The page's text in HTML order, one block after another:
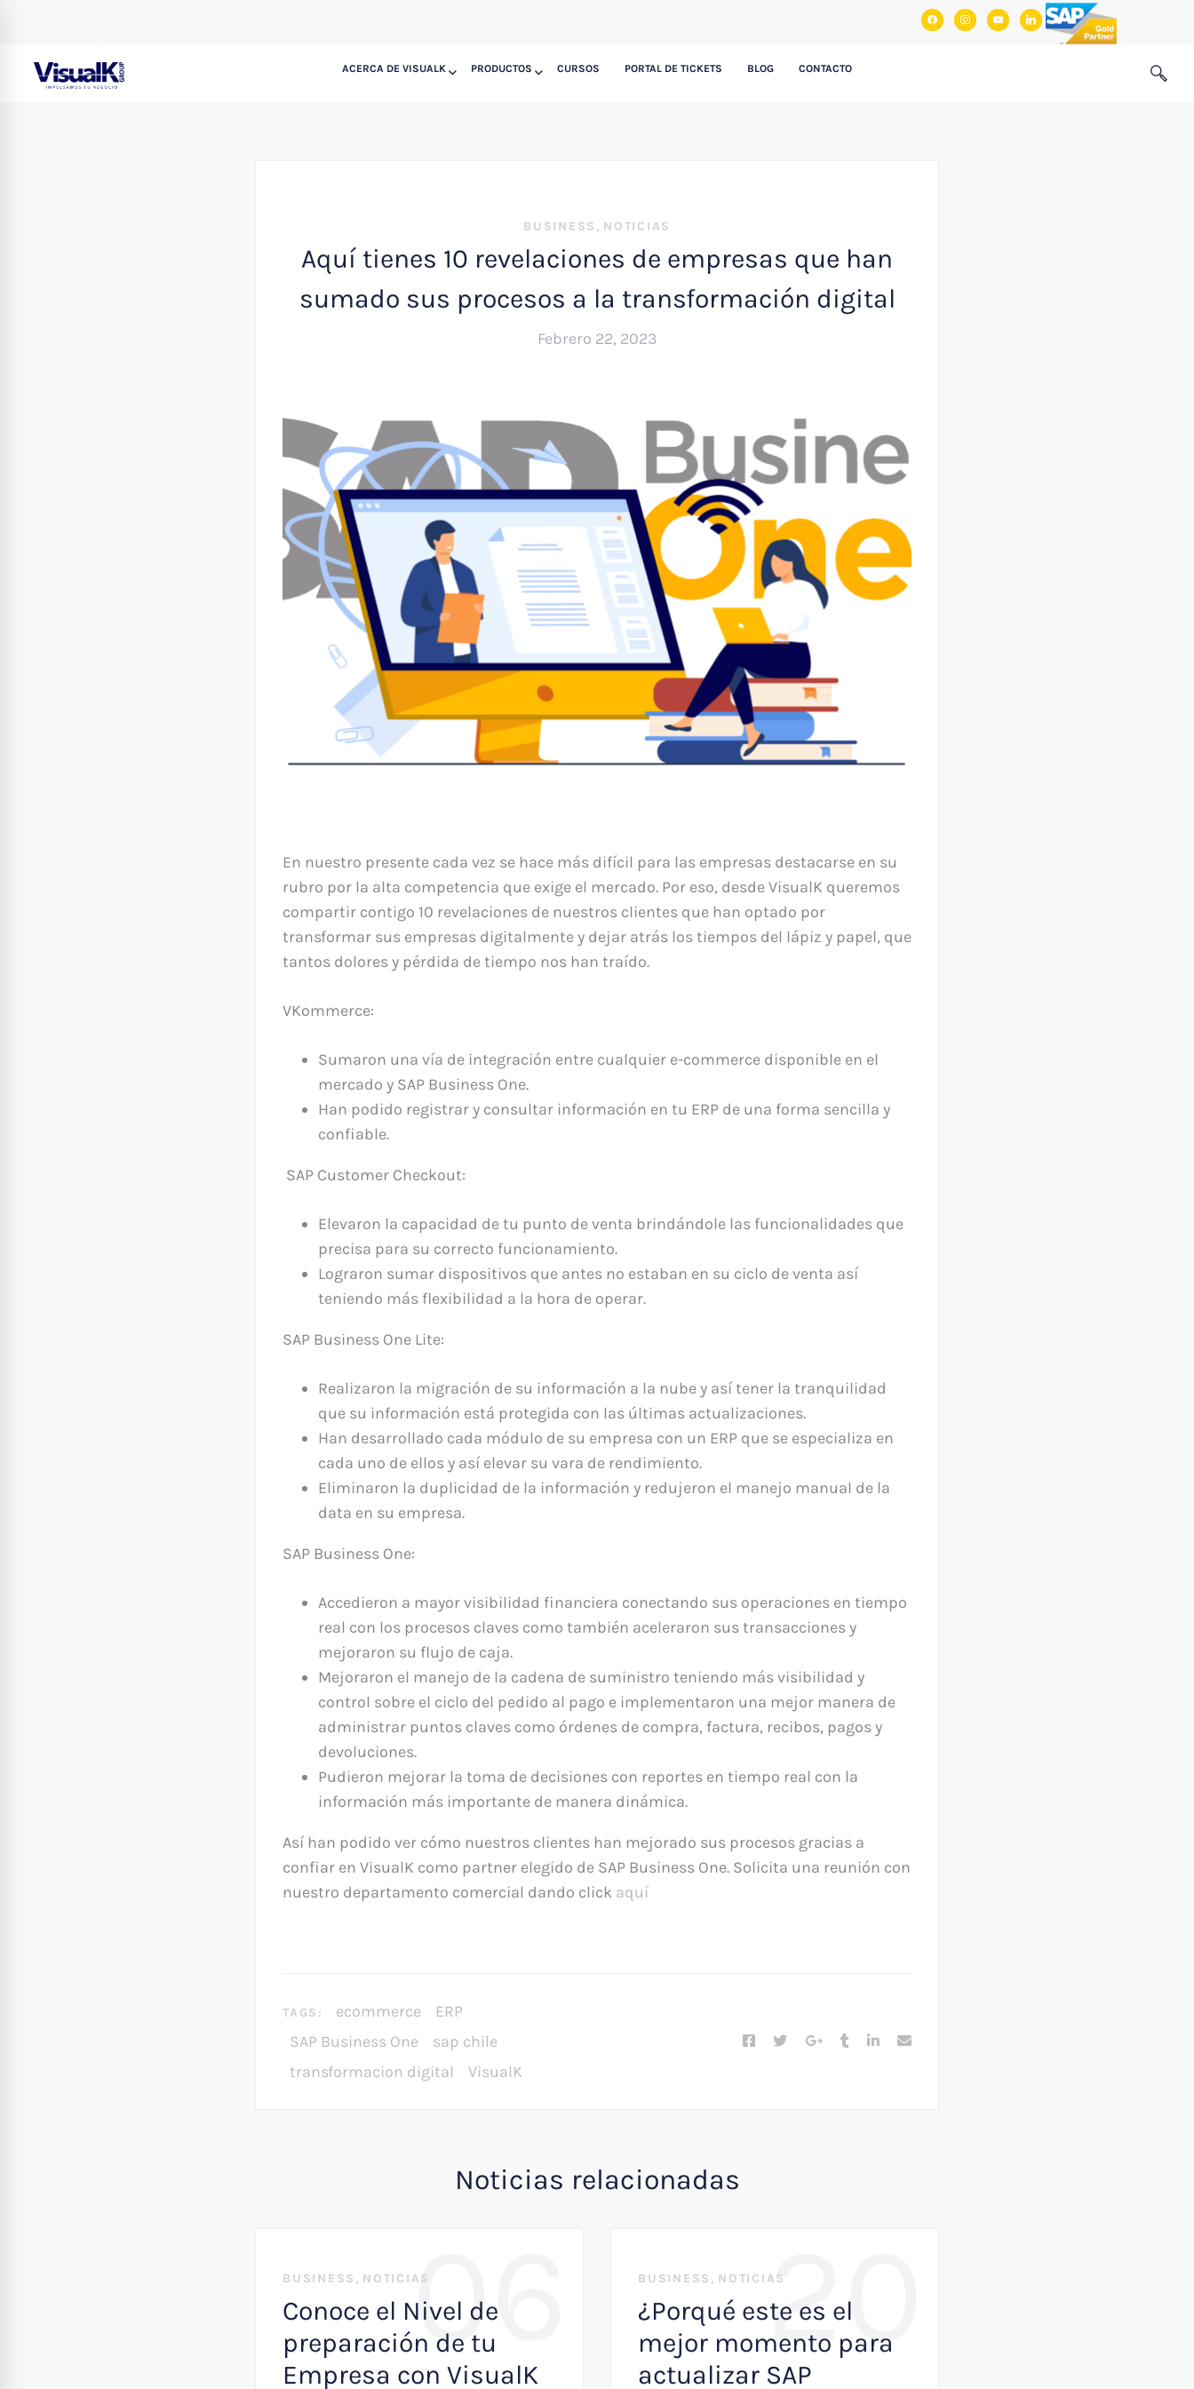
facebookinstagram
youtubelinkedin
ACERCA DE VISUALK PRODUCTOS CURSOS PORTAL DE TICKETS BLOG CONTACTO
BUSINESS , NOTICIAS
Aquí tienes 10 revelaciones de empresas que han
sumado sus procesos a la transformación digital
Febrero 22, 2023
En nuestro presente cada vez se hace más difícil para las empresas destacarse en su
rubro por la alta competencia que exige el mercado. Por eso, desde VisualK queremos
compartir contigo 10 revelaciones de nuestros clientes que han optado por
transformar sus empresas digitalmente y dejar atrás los tiempos del lápiz y papel, que
tantos dolores y pérdida de tiempo nos han traído.
VKommerce:
Sumaron una vía de integración entre cualquier e-commerce disponible en el
mercado y SAP Business One.
Han podido registrar y consultar información en tu ERP de una forma sencilla y
confiable.
SAP Customer Checkout:
Elevaron la capacidad de tu punto de venta brindándole las funcionalidades que
precisa para su correcto funcionamiento.
Lograron sumar dispositivos que antes no estaban en su ciclo de venta así
teniendo más flexibilidad a la hora de operar.
SAP Business One Lite:
Realizaron la migración de su información a la nube y así tener la tranquilidad
que su información está protegida con las últimas actualizaciones.
Han desarrollado cada módulo de su empresa con un ERP que se especializa en
cada uno de ellos y así elevar su vara de rendimiento.
Eliminaron la duplicidad de la información y redujeron el manejo manual de la
data en su empresa.
SAP Business One:
Accedieron a mayor visibilidad financiera conectando sus operaciones en tiempo
real con los procesos claves como también aceleraron sus transacciones y
mejoraron su flujo de caja.
Mejoraron el manejo de la cadena de suministro teniendo más visibilidad y
control sobre el ciclo del pedido al pago e implementaron una mejor manera de
administrar puntos claves como órdenes de compra, factura, recibos, pagos y
devoluciones.
Pudieron mejorar la toma de decisiones con reportes en tiempo real con la
información más importante de manera dinámica.
Así han podido ver cómo nuestros clientes han mejorado sus procesos gracias a
confiar en VisualK como partner elegido de SAP Business One. Solicita una reunión con
nuestro departamento comercial dando click aquí
TAGS: ecommerce
ERP
SAP Business One
sap chile
transformacion digital
VisualK
Noticias relacionadas
06
BUSINESS , NOTICIAS
Conoce el Nivel de
preparación de tu
Empresa con VisualK
20
BUSINESS , NOTICIAS
¿Porqué este es el
mejor momento para
actualizar SAP